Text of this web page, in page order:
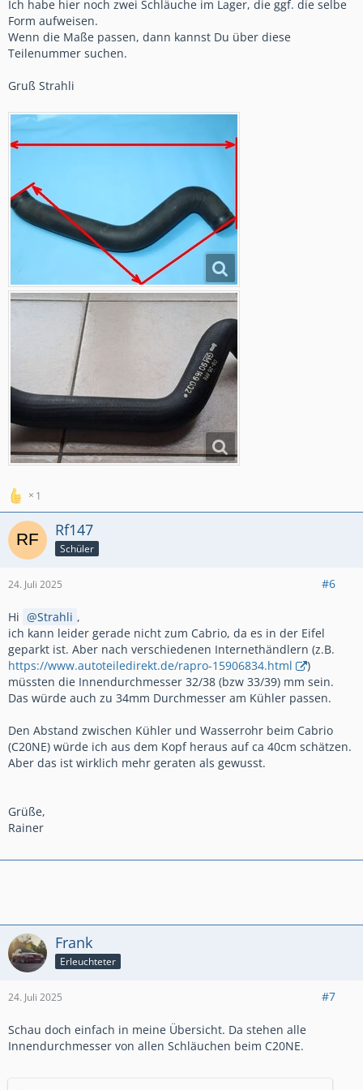
Ich habe hier noch zwei Schläuche im Lager, die ggf. die selbe
Form aufweisen.
Wenn die Maße passen, dann kannst Du über diese
Teilenummer suchen.
Gruß Strahli
1
Rf147
Schüler
24. Juli 2025 #6
Hi Strahli ,
ich kann leider gerade nicht zum Cabrio, da es in der Eifel
geparkt ist. Aber nach verschiedenen Internethändlern (z.B.
https://www.autoteiledirekt.de/rapro-15906834.html
)
müssten die Innendurchmesser 32/38 (bzw 33/39) mm sein.
Das würde auch zu 34mm Durchmesser am Kühler passen.
Den Abstand zwischen Kühler und Wasserrohr beim Cabrio
(C20NE) würde ich aus dem Kopf heraus auf ca 40cm schätzen.
Aber das ist wirklich mehr geraten als gewusst.
Grüße,
Rainer
Frank
Erleuchteter
24. Juli 2025 #7
Schau doch einfach in meine Übersicht. Da stehen alle
Innendurchmesser von allen Schläuchen beim C20NE.